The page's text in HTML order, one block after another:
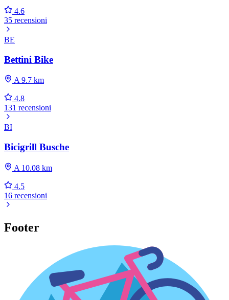
4.6
35 recensioni
BE
Bettini Bike
A 9.7 km
4.8
131 recensioni
BI
Bicigrill Busche
A 10.08 km
4.5
16 recensioni
Footer